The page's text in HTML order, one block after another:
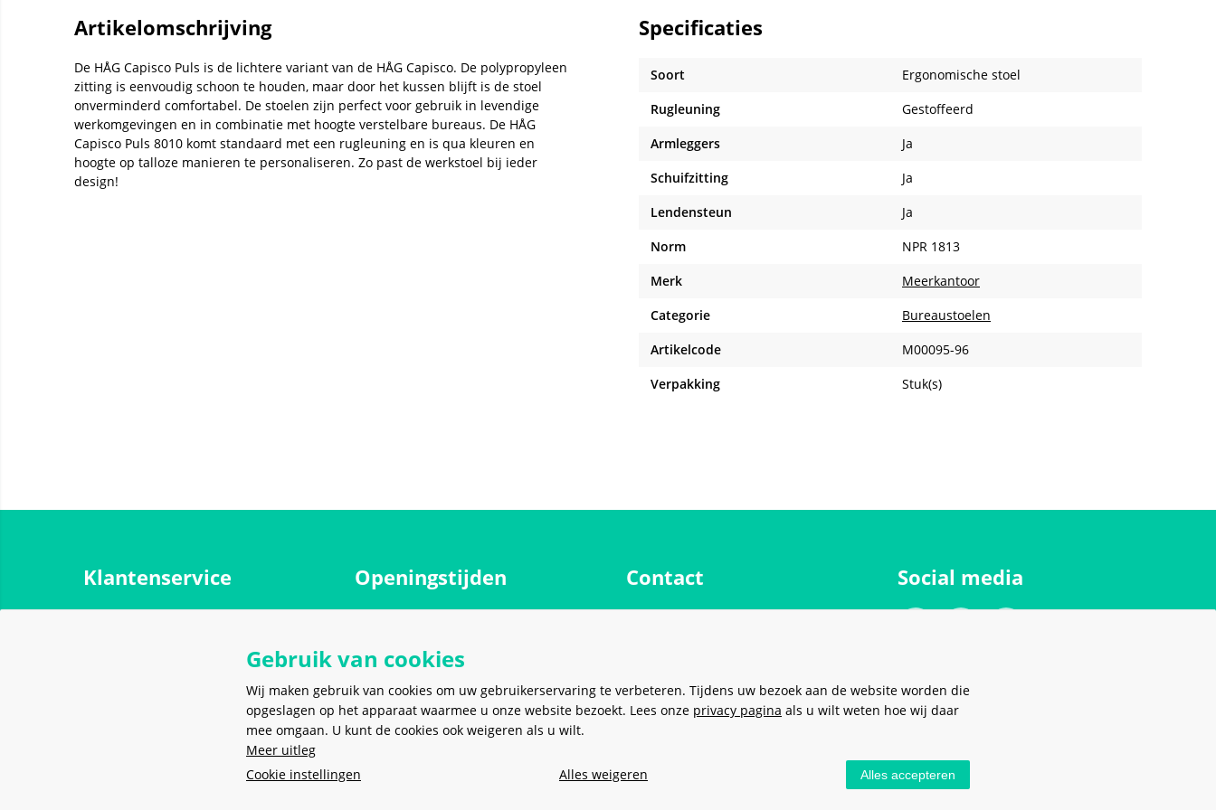
Artikelomschrijving
De HÅG Capisco Puls is de lichtere variant van de HÅG Capisco. De polypropyleen
zitting is eenvoudig schoon te houden, maar door het kussen blijft is de stoel
onverminderd comfortabel. De stoelen zijn perfect voor gebruik in levendige
werkomgevingen en in combinatie met hoogte verstelbare bureaus. De HÅG
Capisco Puls 8010 komt standaard met een rugleuning en is qua kleuren en
hoogte op talloze manieren te personaliseren. Zo past de werkstoel bij ieder
design!
Specificaties
Soort
Ergonomische stoel
Rugleuning
Gestoffeerd
Armleggers
Ja
Schuifzitting
Ja
Lendensteun
Ja
Norm
NPR 1813
Merk
Meerkantoor
Categorie
Bureaustoelen
Artikelcode
M00095-96
Verpakking
Stuk(s)
Klantenservice
Verzending, bezorging en afhalen
Openingstijden
Dinsdag
9.00 - 17.00 uur
Woensdag
9.00 - 17.00 uur
Donderdag
9.00 - 17.00 uur
Vrijdag
9.00 - 17.00 uur
Contact
sales@meerkantoor.nl
Social media
Gebruik van cookies
Wij maken gebruik van cookies om uw gebruikerservaring te verbeteren. Tijdens uw bezoek aan de website worden die
opgeslagen op het apparaat waarmee u onze website bezoekt. Lees onze privacy pagina als u wilt weten hoe wij daar
mee omgaan. U kunt de cookies ook weigeren als u wilt.
Meer uitleg
Cookie instellingen
Alles weigeren Alles accepteren